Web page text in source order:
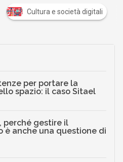
Cultura e società digitali
per portare la
spazio: il caso Sitael
perché gestire il
è anche una questione di